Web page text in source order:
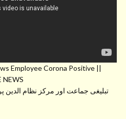
Employee Corona Positive ||
NEWS
تبلیغی جماعت اور مرکز نظام الدین